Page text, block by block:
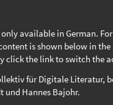
available in German.
is shown below in
click the link to switch the
für Digitale Literatur,
und Hannes Bajohr.